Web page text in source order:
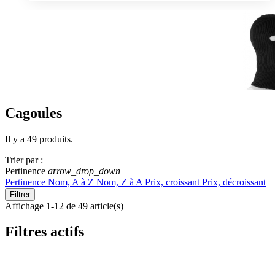
Cagoules
Il y a 49 produits.
Trier par :
Pertinence arrow_drop_down
Pertinence Nom, A à Z Nom, Z à A Prix, croissant Prix, décroissant
Filtrer
Affichage 1-12 de 49 article(s)
Filtres actifs